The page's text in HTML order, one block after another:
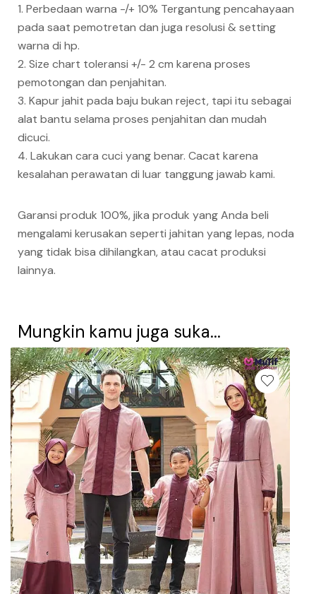
1. Perbedaan warna -/+ 10% Tergantung pencahayaan
pada saat pemotretan dan juga resolusi & setting
warna di hp.
2. Size chart toleransi +/- 2 cm karena proses
pemotongan dan penjahitan.
3. Kapur jahit pada baju bukan reject, tapi itu sebagai
alat bantu selama proses penjahitan dan mudah
dicuci.
4. Lakukan cara cuci yang benar. Cacat karena
kesalahan perawatan di luar tanggung jawab kami.
Garansi produk 100%, jika produk yang Anda beli
mengalami kerusakan seperti jahitan yang lepas, noda
yang tidak bisa dihilangkan, atau cacat produksi
lainnya.
Mungkin kamu juga suka...